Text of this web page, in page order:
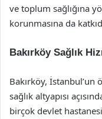
ve toplum sağlığına
korunmasına da
Bakırköy Sağlık
Bakırköy,
sağlık altyapısı
birçok devlet